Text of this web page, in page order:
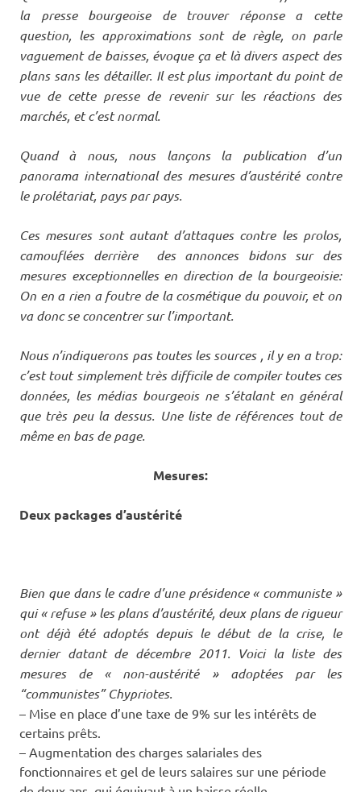
la presse bourgeoise de trouver réponse a cette
question, les approximations sont de règle, on parle
vaguement de baisses, évoque ça et là divers aspect des
plans sans les détailler. Il est plus important du point de
vue de cette presse de revenir sur les réactions des
marchés, et c’est normal.
Quand à nous, nous lançons la publication d’un
panorama international des mesures d’austérité contre
le prolétariat, pays par pays.
Ces mesures sont autant d’attaques contre les prolos,
camouflées derrière des annonces bidons sur des
mesures exceptionnelles en direction de la bourgeoisie:
On en a rien a foutre de la cosmétique du pouvoir, et on
va donc se concentrer sur l’important.
Nous n’indiquerons pas toutes les sources , il y en a trop:
c’est tout simplement très difficile de compiler toutes ces
données, les médias bourgeois ne s’étalant en général
que très peu la dessus. Une liste de références tout de
même en bas de page.
Mesures:
Deux packages d’austérité
Bien que dans le cadre d’une présidence « communiste »
qui « refuse » les plans d’austérité, deux plans de rigueur
ont déjà été adoptés depuis le début de la crise, le
dernier datant de décembre 2011. Voici la liste des
mesures de « non-austérité » adoptées par les
“communistes” Chypriotes.
– Mise en place d’une taxe de 9% sur les intérêts de
certains prêts.
– Augmentation des charges salariales des
fonctionnaires et gel de leurs salaires sur une période